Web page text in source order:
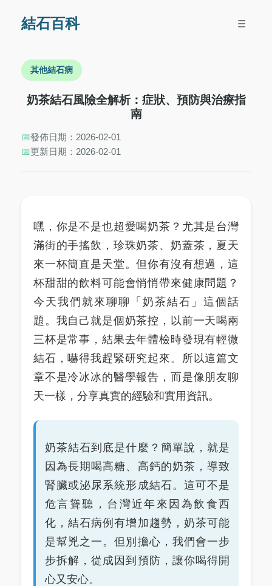
結石百科 ☰
其他結石病
奶茶結石風險全解析：症狀、預防與治療指
南
📅發佈日期：2026-02-01
📅更新日期：2026-02-01
嘿，你是不是也超愛喝奶茶？尤其是台灣
滿街的手搖飲，珍珠奶茶、奶蓋茶，夏天
來一杯簡直是天堂。但你有沒有想過，這
杯甜甜的飲料可能會悄悄帶來健康問題？
今天我們就來聊聊「奶茶結石」這個話
題。我自己就是個奶茶控，以前一天喝兩
三杯是常事，結果去年體檢時發現有輕微
結石，嚇得我趕緊研究起來。所以這篇文
章不是冷冰冰的醫學報告，而是像朋友聊
天一樣，分享真實的經驗和實用資訊。
奶茶結石到底是什麼？簡單說，就是
因為長期喝高糖、高鈣的奶茶，導致
腎臟或泌尿系統形成結石。這可不是
危言聳聽，台灣近年來因為飲食西
化，結石病例有增加趨勢，奶茶可能
是幫兇之一。但別擔心，我們會一步
步拆解，從成因到預防，讓你喝得開
心又安心。